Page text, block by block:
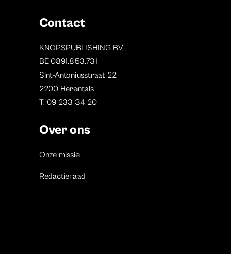
Contact
KNOPSPUBLISHING BV
BE 0891.853.731
Sint-Antoniusstraat 22
2200 Herentals
T. 09 233 34 20
Over ons
Onze missie
Redactieraad